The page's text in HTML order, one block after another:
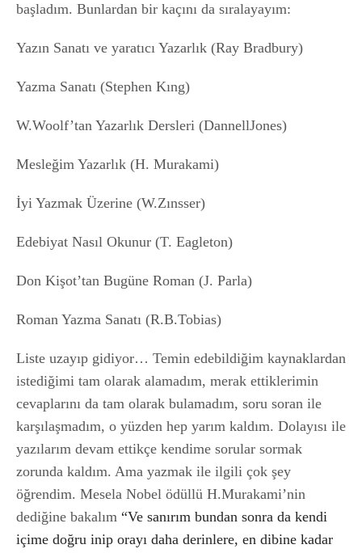
başladım. Bunlardan bir kaçını da sıralayayım:
Yazın Sanatı ve yaratıcı Yazarlık (Ray Bradbury)
Yazma Sanatı (Stephen Kıng)
W.Woolf’tan Yazarlık Dersleri (DannellJones)
Mesleğim Yazarlık (H. Murakami)
İyi Yazmak Üzerine (W.Zınsser)
Edebiyat Nasıl Okunur (T. Eagleton)
Don Kişot’tan Bugüne Roman (J. Parla)
Roman Yazma Sanatı (R.B.Tobias)
Liste uzayıp gidiyor… Temin edebildiğim kaynaklardan
istediğimi tam olarak alamadım, merak ettiklerimin
cevaplarını da tam olarak bulamadım, soru soran ile
karşılaşmadım, o yüzden hep yarım kaldım. Dolayısı ile
yazılarım devam ettikçe kendime sorular sormak
zorunda kaldım. Ama yazmak ile ilgili çok şey
öğrendim. Mesela Nobel ödüllü H.Murakami’nin
dediğine bakalım “Ve sanırım bundan sonra da kendi
içime doğru inip orayı daha derinlere, en dibine kadar